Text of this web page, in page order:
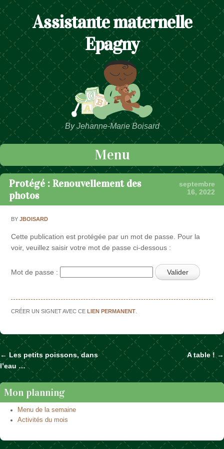
Assistante maternelle
Epagny
By Jehanne-Marie Boisard
Menu
Passer au contenu
Protégé : Renouvellement des
photos
septembre
16, 2022
BYJBOISARD
Cette publication est protégée par un mot de passe. Pour la
voir, veuillez saisir votre mot de passe ci-dessous :
Mot de passe :
CRÉER UN SIGNET AVEC CELIEN PERMANENT
Naviguer dans les articles
← Les petits poissons, dans
l’eau …
A table ! →
Mon planning
Menu de la semaine
Activités du mois